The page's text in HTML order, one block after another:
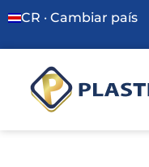
CR · Cambiar país